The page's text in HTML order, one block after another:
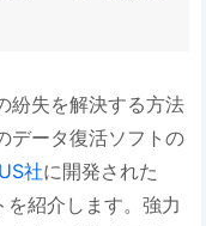
紛失を解決する方法
データ復活ソフトの
社に開発された
を紹介します。強力